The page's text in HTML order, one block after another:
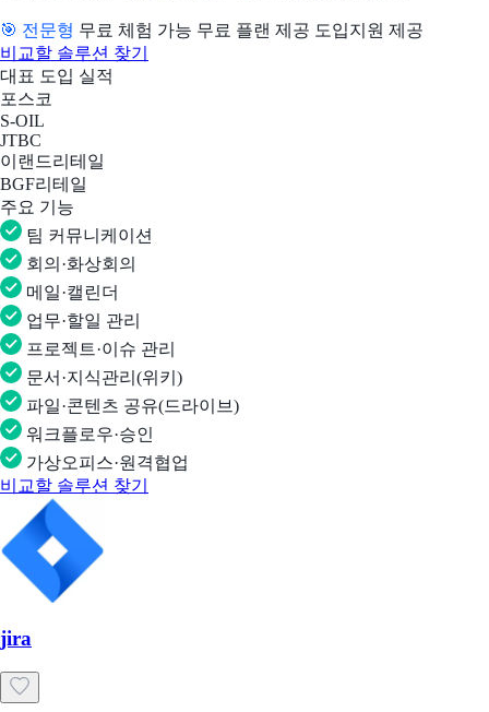
🎯 전문형 무료 체험 가능 무료 플랜 제공 도입지원 제공
비교할 솔루션 찾기
대표 도입 실적
포스코
S-OIL
JTBC
이랜드리테일
BGF리테일
주요 기능
팀 커뮤니케이션
회의·화상회의
메일·캘린더
업무·할일 관리
프로젝트·이슈 관리
문서·지식관리(위키)
파일·콘텐츠 공유(드라이브)
워크플로우·승인
가상오피스·원격협업
비교할 솔루션 찾기
jira